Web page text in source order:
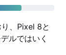
、Pixel 8と
ルではいく